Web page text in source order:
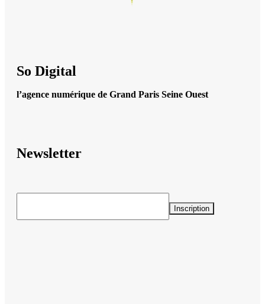
So Digital
l’agence numérique de Grand Paris Seine Ouest
Newsletter